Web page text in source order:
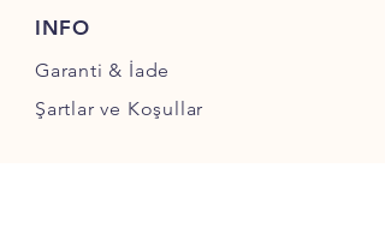
INFO
Garanti & İade
Şartlar ve Koşullar